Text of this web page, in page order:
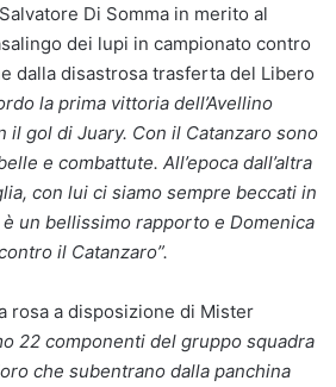
Di Somma in merito al
dei lupi in campionato contro
dalla disastrosa trasferta del Libero
la prima vittoria dell’Avellino
il gol di Juary. Con il Catanzaro sono
e combattute. All’epoca dall’altra
con lui ci siamo sempre beccati in
un bellissimo rapporto e Domenica
il Catanzaro”.
rosa a disposizione di Mister
22 componenti del gruppo squadra
che subentrano dalla panchina